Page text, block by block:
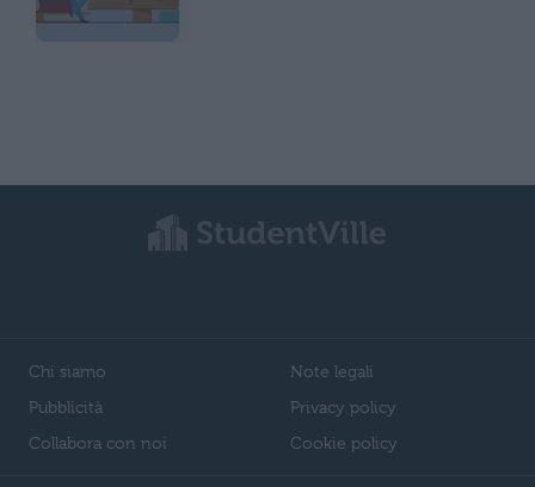
Chi siamo
Pubblicità
Collabora con noi
Note legali
Privacy policy
Cookie policy